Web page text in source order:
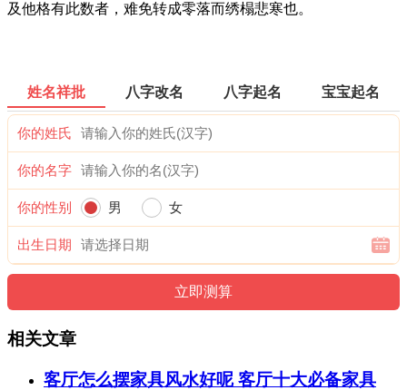
及他格有此数者，难免转成零落而绣榻悲寒也。
姓名祥批 八字改名 八字起名 宝宝起名
你的姓氏
你的名字
你的性别 男 女
出生日期
相关文章
客厅怎么摆家具风水好呢 客厅十大必备家具